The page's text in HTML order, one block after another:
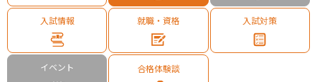
入試情報 就職・資格 入試対策
イベント 合格体験談